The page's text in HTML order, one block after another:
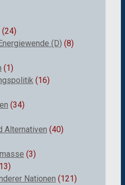
(24)
(D) (8)
(1)
(16)
(34)
Alternativen (40)
(3)
Nationen (121)